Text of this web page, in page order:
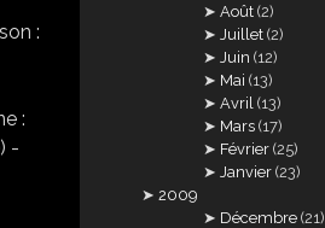
:
:
-
Août (2)
Juillet (2)
Juin (12)
Mai (13)
Avril (13)
Mars (17)
Février (25)
Janvier (23)
2009
Décembre (21)